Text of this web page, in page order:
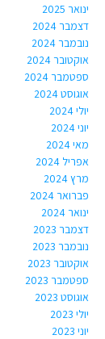
ינואר 2025
דצמבר 2024
נובמבר 2024
אוקטובר 2024
ספטמבר 2024
אוגוסט 2024
יולי 2024
יוני 2024
מאי 2024
אפריל 2024
מרץ 2024
פברואר 2024
ינואר 2024
דצמבר 2023
נובמבר 2023
אוקטובר 2023
ספטמבר 2023
אוגוסט 2023
יולי 2023
יוני 2023